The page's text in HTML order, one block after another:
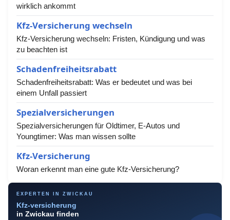
wirklich ankommt
Kfz-Versicherung wechseln
Kfz-Versicherung wechseln: Fristen, Kündigung und was
zu beachten ist
Schadenfreiheitsrabatt
Schadenfreiheitsrabatt: Was er bedeutet und was bei
einem Unfall passiert
Spezialversicherungen
Spezialversicherungen für Oldtimer, E-Autos und
Youngtimer: Was man wissen sollte
Kfz-Versicherung
Woran erkennt man eine gute Kfz-Versicherung?
EXPERTEN IN ZWICKAU
Kfz-versicherung
in Zwickau finden